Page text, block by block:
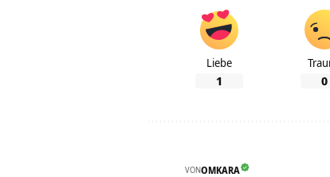
Liebe
1 0
VONOMKARA